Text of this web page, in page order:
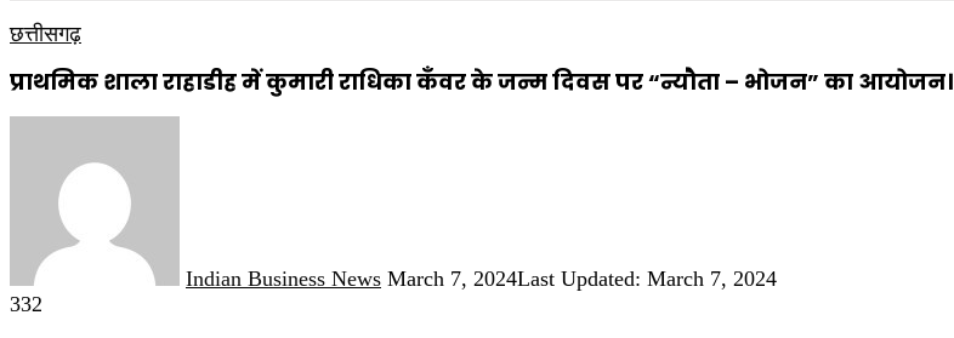
छत्तीसगढ़
प्राथमिक शाला राहाडीह में कुमारी राधिका कँवर के जन्म दिवस पर “न्यौता – भोजन” का आयोजन।
Indian Business News March 7, 2024Last Updated: March 7, 2024
332